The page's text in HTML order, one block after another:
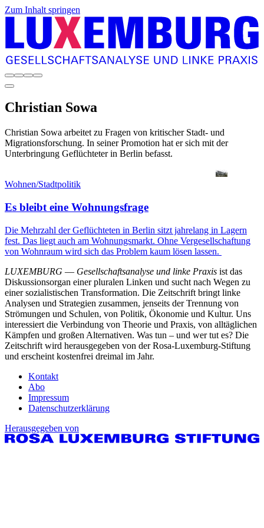
Zum Inhalt springen
Christian Sowa
Christian Sowa arbeitet zu Fragen von kritischer Stadt- und
Migrationsforschung. In seiner Promotion hat er sich mit der
Unterbringung Geflüchteter in Berlin befasst.
Wohnen/Stadtpolitik
Es bleibt eine Wohnungsfrage
Die Mehrzahl der Geflüchteten in Berlin sitzt jahrelang in Lagern
fest. Das liegt auch am Wohnungsmarkt. Ohne Vergesellschaftung
von Wohnraum wird sich das Problem kaum lösen lassen.
LUXEMBURG — Gesellschaftsanalyse und linke Praxis ist das
Diskussionsorgan einer pluralen Linken und sucht nach Wegen zu
einer sozialistischen Transformation. Die Zeitschrift bringt linke
Analysen und Strategien zusammen, jenseits der Trennung von
Strömungen und Schulen, von Politik, Ökonomie und Kultur. Uns
interessiert die Verbindung von Theorie und Praxis, von alltäglichen
Kämpfen und großen Alternativen. Was tun – und wer tut es? Die
Zeitschrift wird herausgegeben von der Rosa-Luxemburg-Stiftung
und erscheint kostenfrei dreimal im Jahr.
Kontakt
Abo
Impressum
Datenschutzerklärung
Herausgegeben von